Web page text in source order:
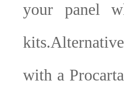
your panel
with a